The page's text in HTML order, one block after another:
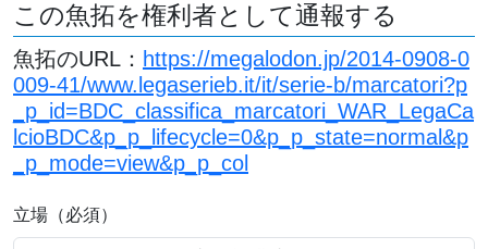
この魚拓を権利者として通報する
魚拓のURL： https://megalodon.jp/2014-0908-0
009-41/www.legaserieb.it/it/serie-b/marcatori?p
_p_id=BDC_classifica_marcatori_WAR_LegaCa
lcioBDC&p_p_lifecycle=0&p_p_state=normal&p
_p_mode=view&p_p_col
立場（必須）